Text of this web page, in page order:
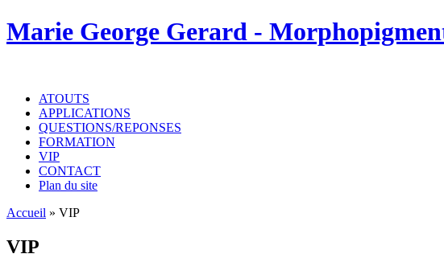
Marie George Gerard -
ATOUTS
APPLICATIONS
QUESTIONS/REPONSES
FORMATION
VIP
CONTACT
Plan du site
Accueil » VIP
VIP